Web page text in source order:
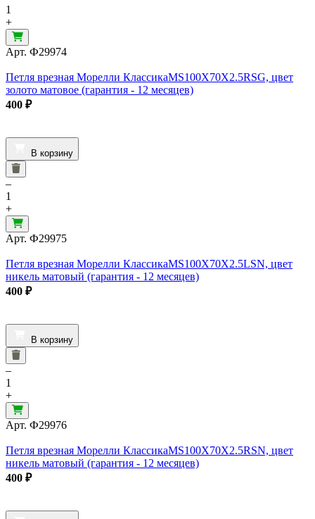
1
+
Арт. Ф29974
Петля врезная Морелли КлассикаMS100X70X2.5RSG, цвет
золото матовое (гарантия - 12 месяцев)
400 ₽
В корзину
–
1
+
Арт. Ф29975
Петля врезная Морелли КлассикаMS100X70X2.5LSN, цвет
никель матовый (гарантия - 12 месяцев)
400 ₽
В корзину
–
1
+
Арт. Ф29976
Петля врезная Морелли КлассикаMS100X70X2.5RSN, цвет
никель матовый (гарантия - 12 месяцев)
400 ₽